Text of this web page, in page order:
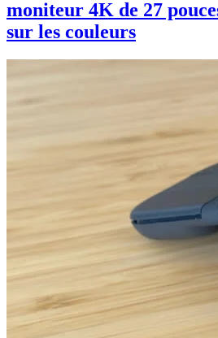
moniteur 4K de 27
sur les couleurs